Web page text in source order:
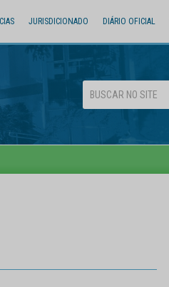
JURISDICIONADO DIÁRIO OFICIAL